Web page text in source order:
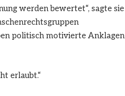
werden bewertet“, sagte sie
politisch motivierte Anklagen
erlaubt.“